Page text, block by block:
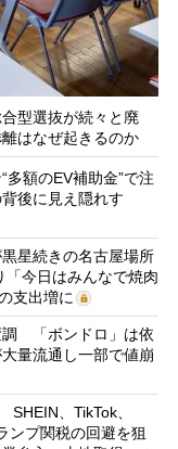
型選抜が続々と廃
はなぜ起きるのか
多額のEV補助金”で注
後に見え隠れす
星続きの名古屋場所
今日はみんなで焼肉
支出増に
調 「ボンドロ」は依
量流通し一部で値崩
、TikTok、
ンプ関税の回避を狙